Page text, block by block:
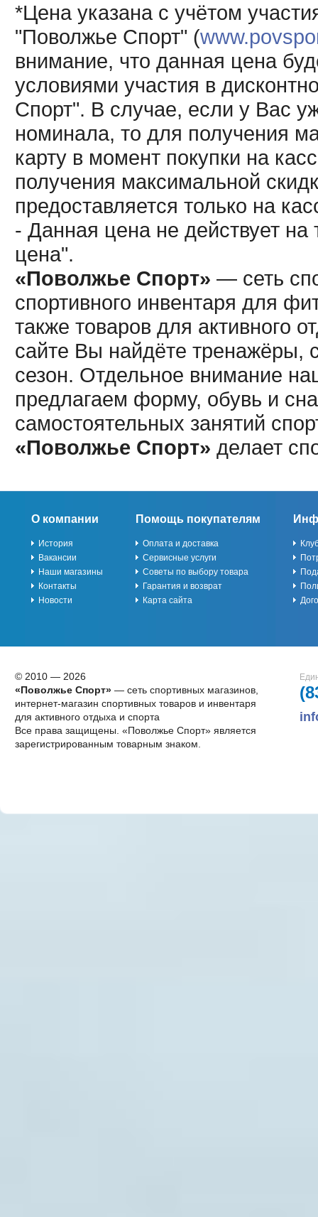
*Цена указана с учётом
"Поволжье Спорт" (
внимание, что данная цена
условиями участия в
Спорт". В случае, если у Вас
номинала, то для получения
карту в момент покупки на
получения максимальной
предоставляется только на
- Данная цена не действует
цена".
«Поволжье Спорт» — сеть
спортивного инвентаря для
также товаров для активного
сайте Вы найдёте тренажёры,
сезон. Отдельное внимание
предлагаем форму, обувь и
самостоятельных занятий
«Поволжье Спорт» делает
О компании
История
Вакансии
Наши магазины
Контакты
Новости
Помощь покупателям
Оплата и доставка
Сервисные услуги
Советы по выбору товара
Гарантия и возврат
Карта сайта
© 2010 — 2026
«Поволжье Спорт»— сеть спортивных магазинов,
интернет-магазин спортивных товаров и инвентаря
для активного отдыха и спорта
Все права защищены. «Поволжье Спорт» является
зарегистрированным товарным знаком.